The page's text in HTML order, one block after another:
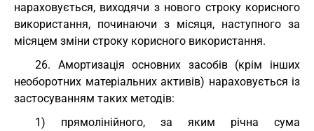
нараховується, виходячи з нового строку корисного
використання, починаючи з місяця, наступного за
місяцем зміни строку корисного використання.
26. Амортизація основних засобів (крім інших
необоротних матеріальних активів) нараховується із
застосуванням таких методів:
1) прямолінійного, за яким річна сума